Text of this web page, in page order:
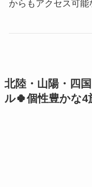
からもアクセス可能
北陸・山陽・四
ル🍀個性豊かな4